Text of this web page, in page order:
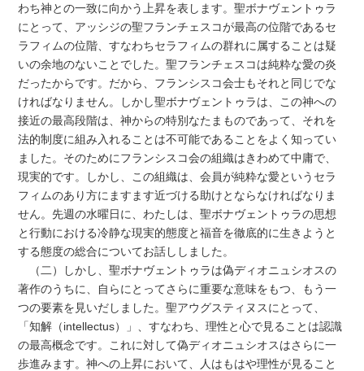
わち神との一致に向かう上昇を表します。聖ボナヴェントゥラ
にとって、アッシジの聖フランチェスコが最高の位階であるセ
ラフィムの位階、すなわちセラフィムの群れに属することは疑
いの余地のないことでした。聖フランチェスコは純粋な愛の炎
だったからです。だから、フランシスコ会士もそれと同じでな
ければなりません。しかし聖ボナヴェントゥラは、この神への
接近の最高段階は、神からの特別なたまものであって、それを
法的制度に組み入れることは不可能であることをよく知ってい
ました。そのためにフランシスコ会の組織はきわめて中庸で、
現実的です。しかし、この組織は、会員が純粋な愛というセラ
フィムのあり方にますます近づける助けとならなければなりま
せん。先週の水曜日に、わたしは、聖ボナヴェントゥラの思想
と行動における冷静な現実的態度と福音を徹底的に生きようと
する態度の総合についてお話ししました。
（二）しかし、聖ボナヴェントゥラは偽ディオニュシオスの
著作のうちに、自らにとってさらに重要な意味をもつ、もう一
つの要素を見いだしました。聖アウグスティヌスにとって、
「知解（intellectus）」、すなわち、理性と心で見ることは認識
の最高概念です。これに対して偽ディオニュシオスはさらに一
歩進みます。神への上昇において、人はもはや理性が見ること